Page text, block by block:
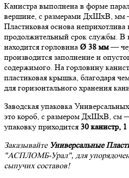
Канистра выполнена в форме
вершине, с размерами ДхШхВ,
Пластиковая основа
продолжительный срок службы. В
находится горловина Ø 38 мм—
производится заполнение и
содержимого. На горловину
пластиковая крышка, благодаря
для горизонтального хранения
Заводская упаковка
это короб, с размером ДхШхВ, см
упаковку приходится 30 канистр, 1
Заказывайте Универсальные
"АСПЛОМБ-Урал", для
сыпучих составов!